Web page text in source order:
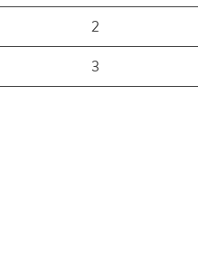
2
3